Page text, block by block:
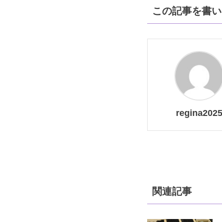
この記事を書
regina2025
関連記事